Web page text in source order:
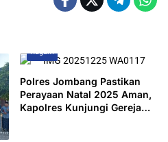
Ragam
Polres Jombang Pastikan
Perayaan Natal 2025 Aman,
Kapolres Kunjungi Gereja